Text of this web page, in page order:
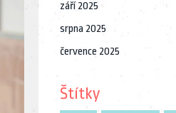
září 2025
srpna 2025
července 2025
Štítky